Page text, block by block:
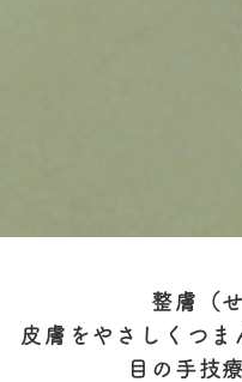
整膚（
皮膚をやさしくつ
目の手技